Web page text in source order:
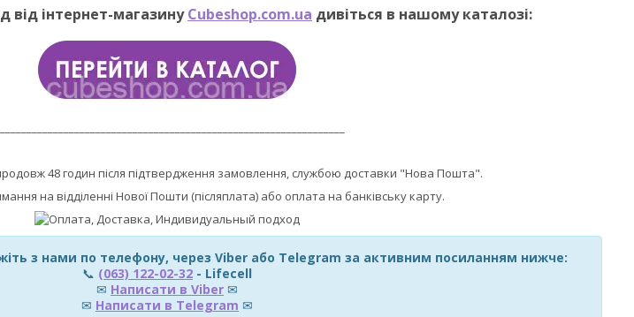
від інтернет-магазинуCubeshop.com.ua дивіться в нашому каталозі:
48 годин після підтвердження замовлення, службою доставки "Нова Пошта".
на відділенні Нової Пошти (післяплата) або оплата на банківську карту.
з нами по телефону, через Viber або Telegram за активним посиланням нижче:
📞 (063) 122-02-32 - Lifecell
✉ Написати в Viber ✉
✉ Написати в Telegram ✉